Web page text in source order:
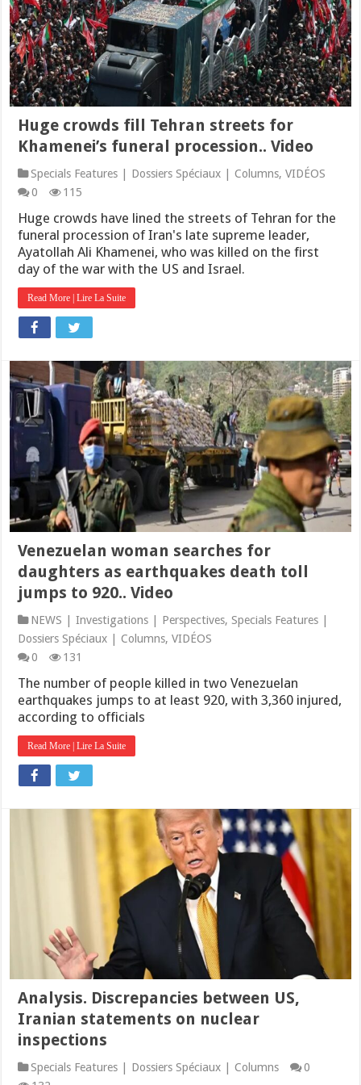
Huge crowds fill Tehran streets for
Khamenei’s funeral procession.. Video
Specials Features | Dossiers Spéciaux | Columns,VIDÉOS
0
115
Huge crowds have lined the streets of Tehran for the
funeral procession of Iran's late supreme leader,
Ayatollah Ali Khamenei, who was killed on the first
day of the war with the US and Israel.
Read More | Lire La Suite
Venezuelan woman searches for
daughters as earthquakes death toll
jumps to 920.. Video
NEWS | Investigations | Perspectives,Specials Features |
Dossiers Spéciaux | Columns,VIDÉOS
0
131
The number of people killed in two Venezuelan
earthquakes jumps to at least 920, with 3,360 injured,
according to officials
Read More | Lire La Suite
Analysis. Discrepancies between US,
Iranian statements on nuclear
inspections
Specials Features | Dossiers Spéciaux | Columns
0